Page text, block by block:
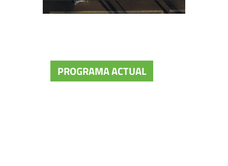
PROGRAMA ACTUAL